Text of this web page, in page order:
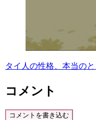
タイ人の性格、本当のと
コメント
コメントを書き込む